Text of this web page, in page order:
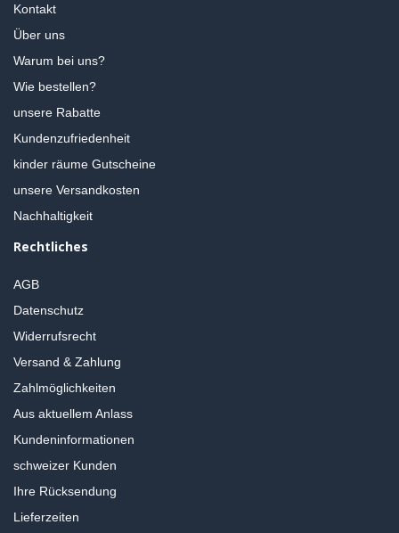
Kontakt
Über uns
Warum bei uns?
Wie bestellen?
unsere Rabatte
Kundenzufriedenheit
kinder räume Gutscheine
unsere Versandkosten
Nachhaltigkeit
Rechtliches
AGB
Datenschutz
Widerrufsrecht
Versand & Zahlung
Zahlmöglichkeiten
Aus aktuellem Anlass
Kundeninformationen
schweizer Kunden
Ihre Rücksendung
Lieferzeiten